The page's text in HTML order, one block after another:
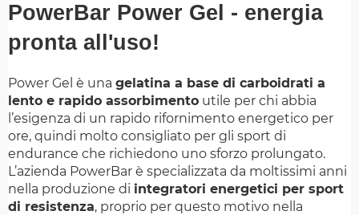
PowerBar Power Gel - energia
pronta all'uso!
Power Gel è una gelatina a base di carboidrati a
lento e rapido assorbimento utile per chi abbia
l’esigenza di un rapido rifornimento energetico per
ore, quindi molto consigliato per gli sport di
endurance che richiedono uno sforzo prolungato.
L’azienda PowerBar è specializzata da moltissimi anni
nella produzione di integratori energetici per sport
di resistenza, proprio per questo motivo nella